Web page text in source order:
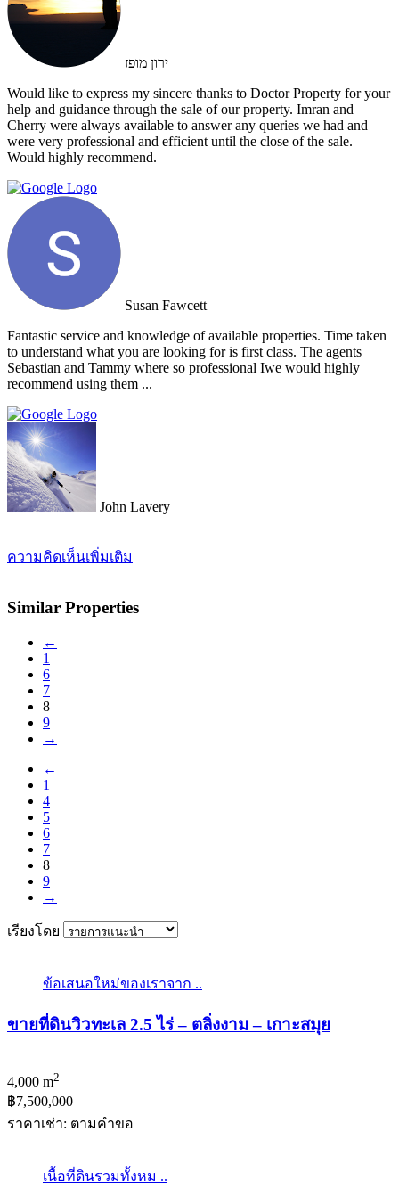
ירון מופז
Would like to express my sincere thanks to Doctor Property for your
help and guidance through the sale of our property. Imran and
Cherry were always available to answer any queries we had and
were very professional and efficient until the close of the sale.
Would highly recommend.
Susan Fawcett
Fantastic service and knowledge of available properties. Time taken
to understand what you are looking for is first class. The agents
Sebastian and Tammy where so professional Iwe would highly
recommend using them ...
John Lavery
ความคิดเห็นเพิ่มเติม
Similar Properties
←
1
6
7
8
9
→
←
1
4
5
6
7
8
9
→
เรียงโดย
ข้อเสนอใหม่ของเราจาก ..
ขายที่ดินวิวทะเล 2.5 ไร่ – ตลิ่งงาม – เกาะสมุย
4,000 m2
฿7,500,000
ราคาเช่า: ตามคําขอ
เนื้อที่ดินรวมทั้งหม ..